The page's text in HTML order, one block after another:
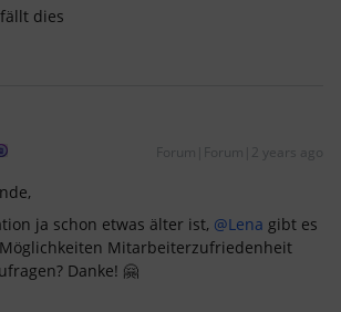
dies
Forum|Forum|2 years ago
ja schon etwas älter ist, @Lena gibt es
Mitarbeiterzufriedenheit
Danke! 🤗